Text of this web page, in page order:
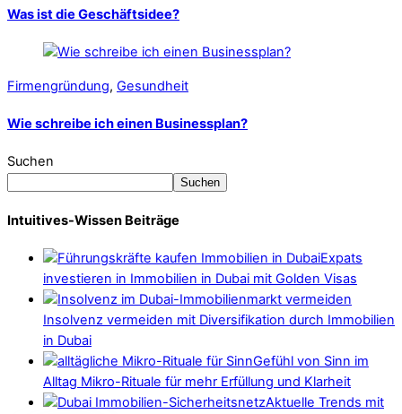
Was ist die Geschäftsidee?
Firmengründung, Gesundheit
Wie schreibe ich einen Businessplan?
Suchen
Suchen
Intuitives-Wissen Beiträge
Expats
investieren in Immobilien in Dubai mit Golden Visas
Insolvenz vermeiden mit Diversifikation durch Immobilien
in Dubai
Gefühl von Sinn im
Alltag Mikro-Rituale für mehr Erfüllung und Klarheit
Aktuelle Trends mit